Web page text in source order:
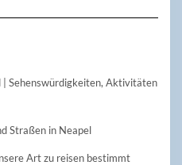
| Sehenswürdigkeiten, Aktivitäten
Straßen in Neapel
Art zu reisen bestimmt